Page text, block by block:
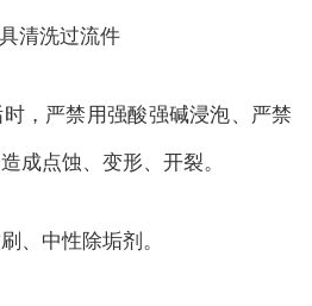
清洗过流件
，严禁用强酸强碱浸泡、严禁
成点蚀、变形、开裂。
、中性除垢剂。